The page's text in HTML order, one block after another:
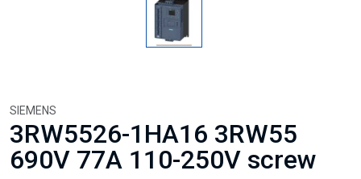
SIEMENS
3RW5526-1HA16 3RW55
690V 77A 110-250V screw